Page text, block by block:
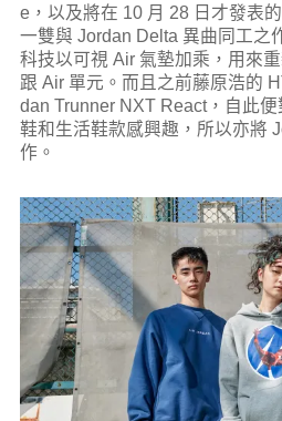
e，以及將在 10 月 28 日才發表
一雙與 Jordan Delta 異曲同工之
科技以可視 Air 氣墊加乘，用來
跟 Air 單元。而且之前藤原浩的
dan Trunner NXT React，自此
鞋和生活鞋款感興趣，所以亦將
作。